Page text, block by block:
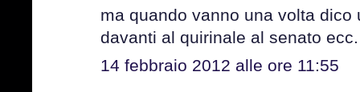
ma quando vanno una volta
davanti al quirinale al senato ecc.
14 febbraio 2012 alle ore 11:55